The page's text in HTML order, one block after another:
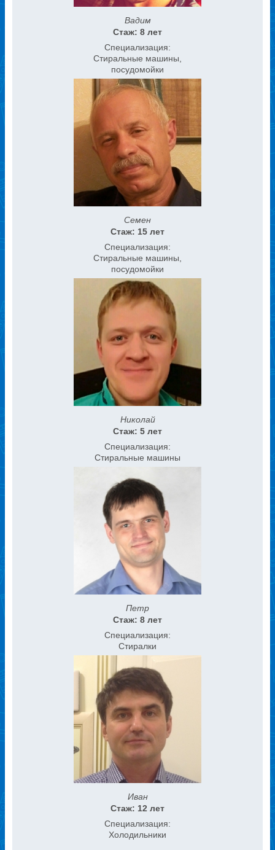
Вадим
Стаж: 8 лет
Специализация:
Стиральные машины,
посудомойки
Семен
Стаж: 15 лет
Специализация:
Стиральные машины,
посудомойки
Николай
Стаж: 5 лет
Специализация:
Стиральные машины
Петр
Стаж: 8 лет
Специализация:
Стиралки
Иван
Стаж: 12 лет
Специализация:
Холодильники